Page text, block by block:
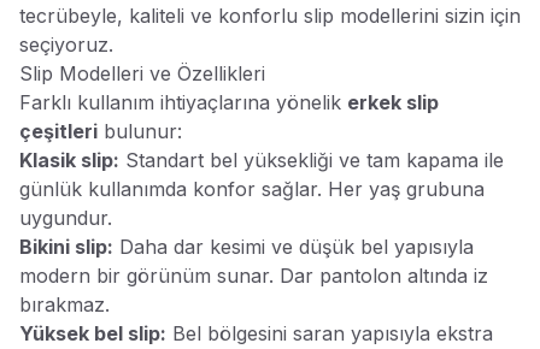
tecrübeyle, kaliteli ve konforlu slip modellerini sizin için
seçiyoruz.
Slip Modelleri ve Özellikleri
Farklı kullanım ihtiyaçlarına yönelik erkek slip
çeşitleri bulunur:
Klasik slip: Standart bel yüksekliği ve tam kapama ile
günlük kullanımda konfor sağlar. Her yaş grubuna
uygundur.
Bikini slip: Daha dar kesimi ve düşük bel yapısıyla
modern bir görünüm sunar. Dar pantolon altında iz
bırakmaz.
Yüksek bel slip: Bel bölgesini saran yapısıyla ekstra